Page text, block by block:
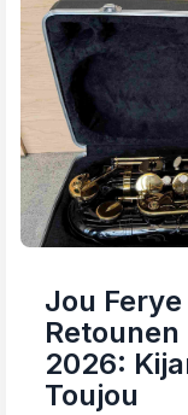
Jou
2026:
Toujou